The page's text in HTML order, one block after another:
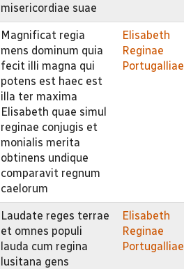
misericordiae suae
Magnificat regia
mens dominum quia
fecit illi magna qui
potens est haec est
illa ter maxima
Elisabeth quae simul
reginae conjugis et
monialis merita
obtinens undique
comparavit regnum
caelorum
Elisabeth
Reginae
Portugalliae
Laudate reges terrae
et omnes populi
lauda cum regina
lusitana gens
Elisabeth
Reginae
Portugalliae